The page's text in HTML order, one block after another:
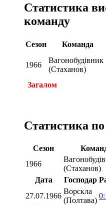
Статистика
команду
Сезон Команда
1966
Вагонобудівник
(Стаханов)
Загалом
Статистика
Сезон
1966
(Стаханов)
Дата
Господар
27.07.1966
Ворскла
(Полтава)